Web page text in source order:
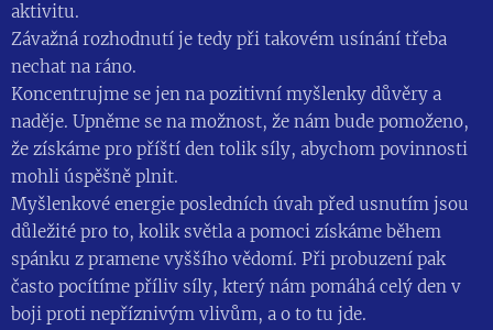
aktivitu.
Závažná rozhodnutí je tedy při takovém usínání třeba
nechat na ráno.
Koncentrujme se jen na pozitivní myšlenky důvěry a
naděje. Upněme se na možnost, že nám bude pomoženo,
že získáme pro příští den tolik síly, abychom povinnosti
mohli úspěšně plnit.
Myšlenkové energie posledních úvah před usnutím jsou
důležité pro to, kolik světla a pomoci získáme během
spánku z pramene vyššího vědomí. Při probuzení pak
často pocítíme příliv síly, který nám pomáhá celý den v
boji proti nepříznivým vlivům, a o to tu jde.